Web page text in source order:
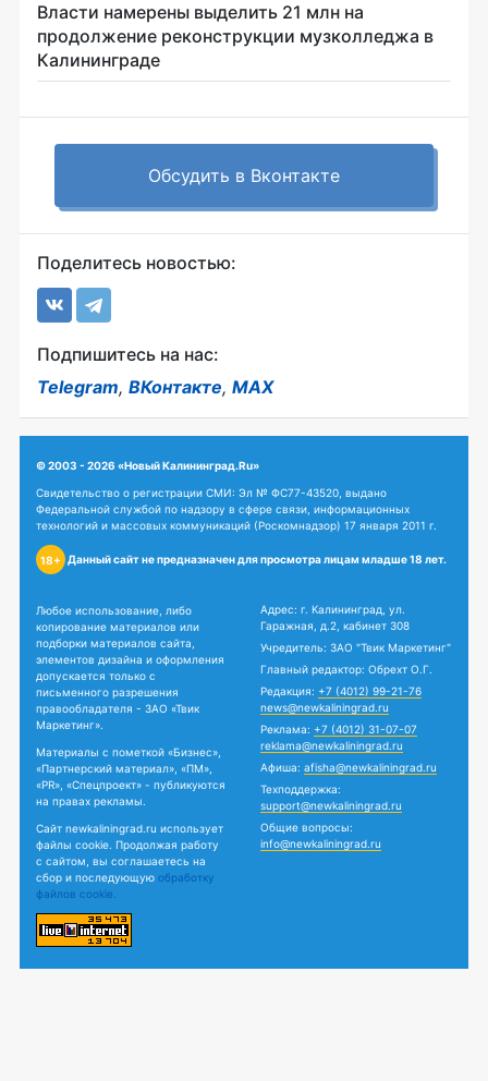
Власти намерены выделить 21 млн на
продолжение реконструкции музколледжа в
Калининграде
Обсудить в Вконтакте
Поделитесь новостью:
Подпишитесь на нас:
Telegram, ВКонтакте, MAX
© 2003 - 2026 «Новый Калининград.Ru»
Свидетельство о регистрации СМИ: Эл № ФС77-43520, выдано
Федеральной службой по надзору в сфере связи, информационных
технологий и массовых коммуникаций (Роскомнадзор) 17 января 2011 г.
18+ Данный сайт не предназначен для просмотра лицам младше 18 лет.
Любое использование, либо
копирование материалов или
подборки материалов сайта,
элементов дизайна и оформления
допускается только с
письменного разрешения
правообладателя - ЗАО «Твик
Маркетинг».
Материалы с пометкой «Бизнес»,
«Партнерский материал», «ПМ»,
«PR», «Спецпроект» - публикуются
на правах рекламы.
Сайт newkaliningrad.ru использует
файлы cookie. Продолжая работу
с сайтом, вы соглашаетесь на
сбор и последующую обработку
файлов cookie.
Адрес: г. Калининград, ул.
Гаражная, д.2, кабинет 308
Учредитель: ЗАО "Твик Маркетинг"
Главный редактор: Обрехт О.Г.
Редакция: +7 (4012) 99-21-76
news@newkaliningrad.ru
Реклама: +7 (4012) 31-07-07
reklama@newkaliningrad.ru
Афиша: afisha@newkaliningrad.ru
Техподдержка:
support@newkaliningrad.ru
Общие вопросы:
info@newkaliningrad.ru